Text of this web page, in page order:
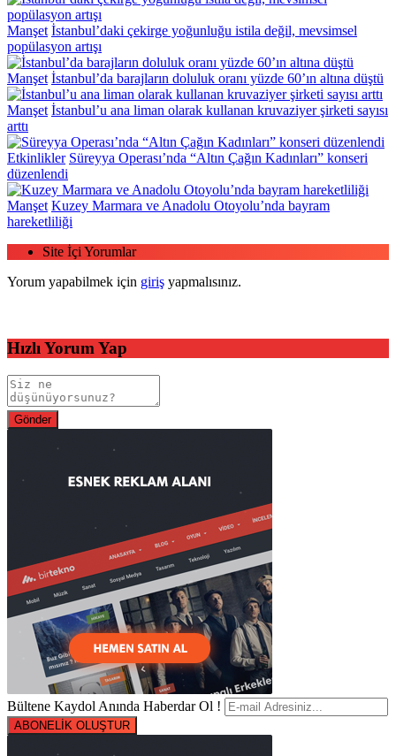
Manşet İstanbul’daki çekirge yoğunluğu istila değil, mevsimsel
popülasyon artışı
Manşet İstanbul’da barajların doluluk oranı yüzde 60’ın altına düştü
Manşet İstanbul’u ana liman olarak kullanan kruvaziyer şirketi sayısı
arttı
Etkinlikler Süreyya Operası’nda “Altın Çağın Kadınları” konseri
düzenlendi
Manşet Kuzey Marmara ve Anadolu Otoyolu’nda bayram
hareketliliği
Site İçi Yorumlar
Yorum yapabilmek için giriş yapmalısınız.
Hızlı Yorum Yap
Bültene Kaydol Anında Haberdar Ol !
ABONELİK OLUŞTUR